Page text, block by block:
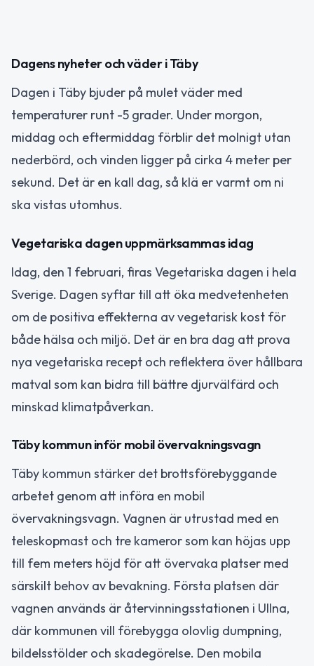
Dagens nyheter och väder i Täby
Dagen i Täby bjuder på mulet väder med
temperaturer runt -5 grader. Under morgon,
middag och eftermiddag förblir det molnigt utan
nederbörd, och vinden ligger på cirka 4 meter per
sekund. Det är en kall dag, så klä er varmt om ni
ska vistas utomhus.
Vegetariska dagen uppmärksammas idag
Idag, den 1 februari, firas Vegetariska dagen i hela
Sverige. Dagen syftar till att öka medvetenheten
om de positiva effekterna av vegetarisk kost för
både hälsa och miljö. Det är en bra dag att prova
nya vegetariska recept och reflektera över hållbara
matval som kan bidra till bättre djurvälfärd och
minskad klimatpåverkan.
Täby kommun inför mobil övervakningsvagn
Täby kommun stärker det brottsförebyggande
arbetet genom att införa en mobil
övervakningsvagn. Vagnen är utrustad med en
teleskopmast och tre kameror som kan höjas upp
till fem meters höjd för att övervaka platser med
särskilt behov av bevakning. Första platsen där
vagnen används är återvinningsstationen i Ullna,
där kommunen vill förebygga olovlig dumpning,
bildelsstölder och skadegörelse. Den mobila